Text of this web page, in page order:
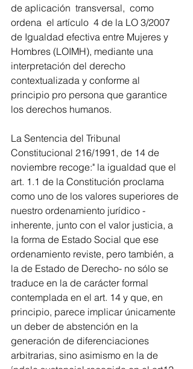
de aplicación  transversal,  como
ordena  el artículo  4 de la LO 3/2007
de Igualdad efectiva entre Mujeres y
Hombres (LOIMH), mediante una
interpretación del derecho
contextualizada y conforme al
principio pro persona que garantice
los derechos humanos.
La Sentencia del Tribunal
Constitucional 216/1991, de 14 de
noviembre recoge:" la igualdad que el
art. 1.1 de la Constitución proclama
como uno de los valores superiores de
nuestro ordenamiento jurídico -
inherente, junto con el valor justicia, a
la forma de Estado Social que ese
ordenamiento reviste, pero también, a
la de Estado de Derecho- no sólo se
traduce en la de carácter formal
contemplada en el art. 14 y que, en
principio, parece implicar únicamente
un deber de abstención en la
generación de diferenciaciones
arbitrarias, sino asimismo en la de